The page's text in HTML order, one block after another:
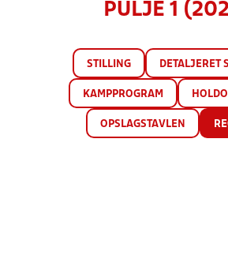
PULJE 1
STILLING DETALJERET
KAMPPROGRAM
OPSLAGSTAVLEN